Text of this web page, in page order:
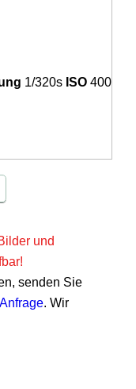
1/320s ISO 400
und
senden Sie
. Wir